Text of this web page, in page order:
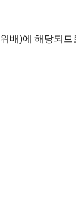
)에 해당되